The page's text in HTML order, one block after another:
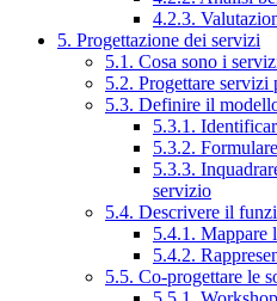
4.2.3.
5. Progettazione dei servizi
5.1. Cosa sono i
5.2. Progettare
5.3. Definire il
5.3.1.
5.3.2.
5.3.3.
servizio
5.4. Descrivere il
5.4.1. Mappare
5.4.2.
5.5. Co-progettare le